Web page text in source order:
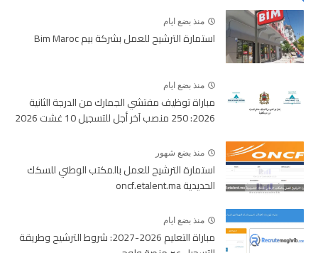
منذ بضع ايام
استمارة الترشيح للعمل بشركة بيم Bim Maroc
منذ بضع ايام
مباراة توظيف مفتشي الجمارك من الدرجة الثانية
2026: 250 منصب آخر أجل للتسجيل 10 غشت 2026
منذ بضع شهور
استمارة الترشيح للعمل بالمكتب الوطني للسكك
الحديدية oncf.etalent.ma
منذ بضع ايام
مباراة التعليم 2026-2027: شروط الترشيح وطريقة